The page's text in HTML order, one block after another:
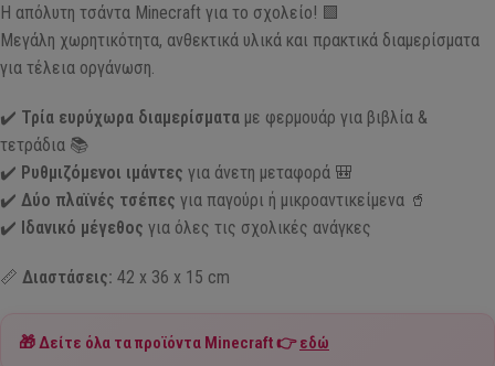
Η απόλυτη τσάντα Minecraft για το σχολείο! 🟩
Μεγάλη χωρητικότητα, ανθεκτικά υλικά και πρακτικά διαμερίσματα
για τέλεια οργάνωση.
✔️ Τρία ευρύχωρα διαμερίσματα με φερμουάρ για βιβλία &
τετράδια 📚
✔️ Ρυθμιζόμενοι ιμάντες για άνετη μεταφορά 🎒
✔️ Δύο πλαϊνές τσέπες για παγούρι ή μικροαντικείμενα 🥤
✔️ Ιδανικό μέγεθος για όλες τις σχολικές ανάγκες
📏 Διαστάσεις: 42 x 36 x 15 cm
🎁 Δείτε όλα τα προϊόντα Minecraft👉εδώ